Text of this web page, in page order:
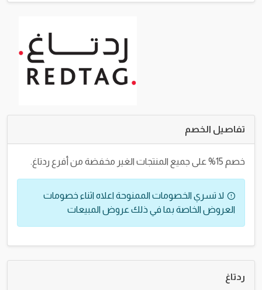
تفاصيل الخصم
خصم 15% على جميع المنتجات الغير مخفضة من أفرع ردتاغ.
لا تسري الخصومات الممنوحة اعلاه اثناء خصومات
العروض الخاصة بما في ذلك عروض المبيعات
ردتاغ